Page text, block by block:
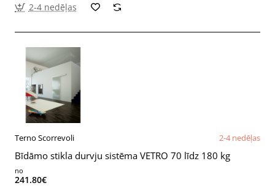
2-4 nedēļas
Terno Scorrevoli 2-4 nedēļas
Bīdāmo stikla durvju sistēma VETRO 70 līdz 180 kg
no
241.80€